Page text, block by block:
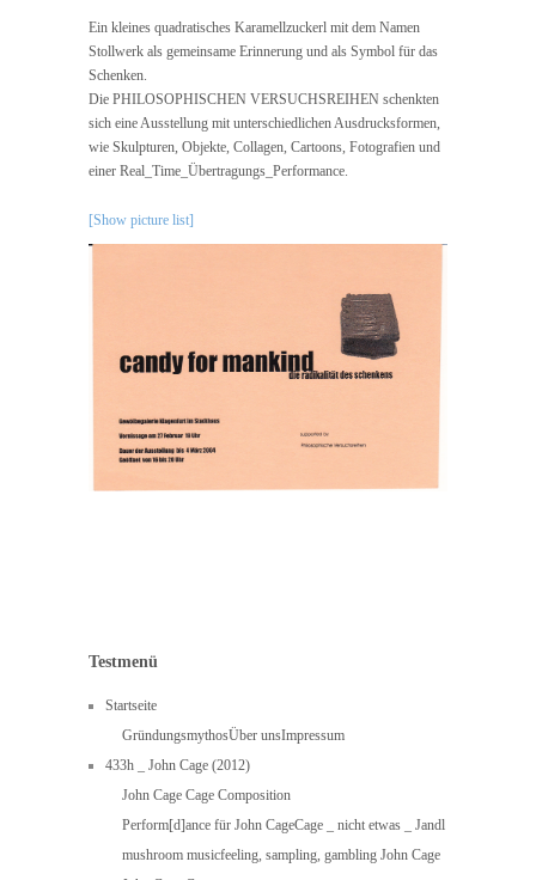
Ein kleines quadratisches Karamellzuckerl mit dem Namen
Stollwerk als gemeinsame Erinnerung und als Symbol für das
Schenken.
Die PHILOSOPHISCHEN VERSUCHSREIHEN schenkten
sich eine Ausstellung mit unterschiedlichen Ausdrucksformen,
wie Skulpturen, Objekte, Collagen, Cartoons, Fotografien und
einer Real_Time_Übertragungs_Performance.
[Show picture list]
Testmenü
Startseite
GründungsmythosÜber unsImpressum
433h _ John Cage (2012)
John Cage Cage Composition
Perform[d]ance für John CageCage _ nicht etwas _ Jandl
mushroom musicfeeling, sampling, gambling John Cage